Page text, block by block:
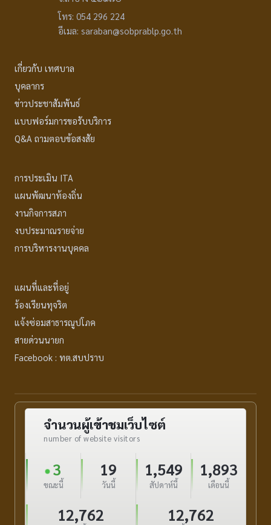
โทร: 054 296 224
อีเมล: saraban@sobprablp.go.th
เกี่ยวกับ เทศบาล
บุคลากร
ข่าวประชาสัมพันธ์
แบบฟอร์มการขอรับบริการ
Q&A ถามตอบข้อสงสัย
การประเมิน ITA
แผนพัฒนาท้องถิ่น
งานกิจการสภา
งบประมาณรายจ่าย
การบริหารงานบุคคล
แผนที่และที่อยู่
ร้องเรียนทุจริต
แจ้งซ่อมสาธารณูปโภค
สายด่วนนายก
Facebook : ทต.สบปราบ
จำนวนผู้เข้าชมเว็บไซต์
number of website visitors
3
ขณะนี้
19
วันนี้
1,549
สัปดาห์นี้
1,893
เดือนนี้
12,762 12,762